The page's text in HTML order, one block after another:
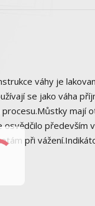
váhy je
se jako váha
mají
osvědčilo především
při